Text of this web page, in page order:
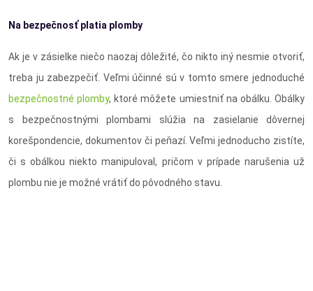
Na bezpečnosť platia plomby
Ak je v zásielke niečo naozaj dôležité, čo nikto iný nesmie otvoriť,
treba ju zabezpečiť. Veľmi účinné sú v tomto smere jednoduché
bezpečnostné plomby, ktoré môžete umiestniť na obálku. Obálky
s bezpečnostnými plombami slúžia na zasielanie dôvernej
korešpondencie, dokumentov či peňazí. Veľmi jednoducho zistíte,
či s obálkou niekto manipuloval, pričom v prípade narušenia už
plombu nie je možné vrátiť do pôvodného stavu.